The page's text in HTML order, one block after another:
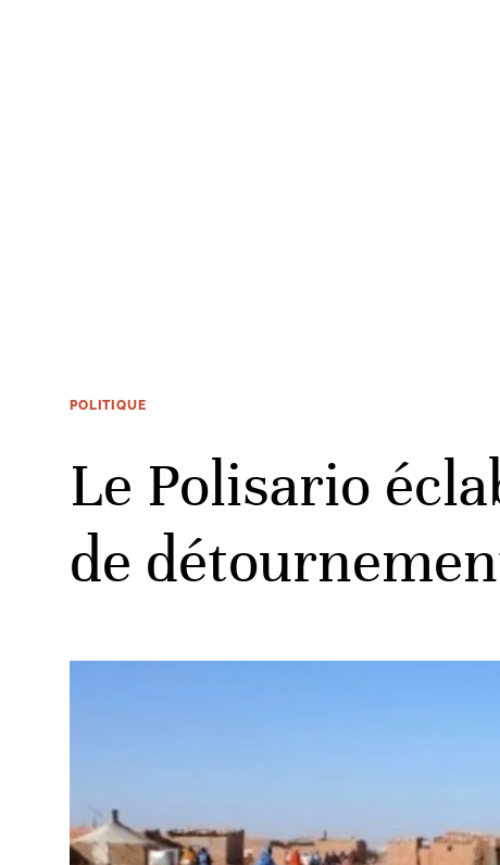
POLITIQUE
Le Polisario
de